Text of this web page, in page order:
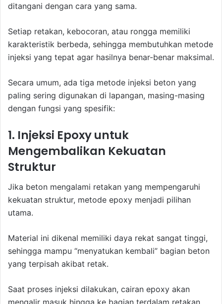
ditangani dengan cara yang sama.
Setiap retakan, kebocoran, atau rongga memiliki
karakteristik berbeda, sehingga membutuhkan metode
injeksi yang tepat agar hasilnya benar-benar maksimal.
Secara umum, ada tiga metode injeksi beton yang
paling sering digunakan di lapangan, masing-masing
dengan fungsi yang spesifik:
1. Injeksi Epoxy untuk
Mengembalikan Kekuatan
Struktur
Jika beton mengalami retakan yang mempengaruhi
kekuatan struktur, metode epoxy menjadi pilihan
utama.
Material ini dikenal memiliki daya rekat sangat tinggi,
sehingga mampu “menyatukan kembali” bagian beton
yang terpisah akibat retak.
Saat proses injeksi dilakukan, cairan epoxy akan